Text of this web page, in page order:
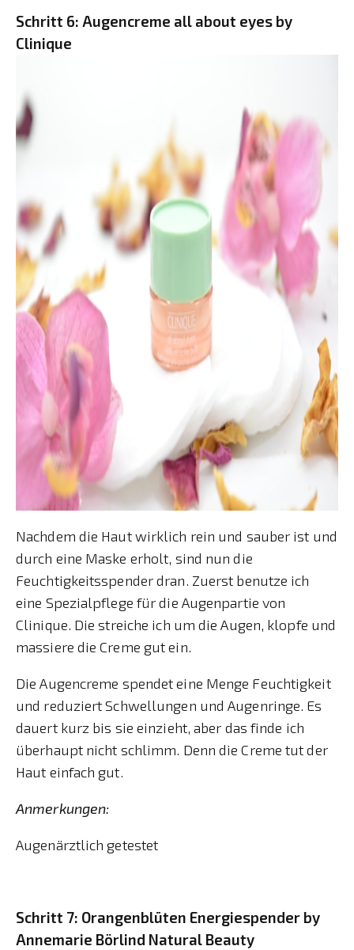
Schritt 6: Augencreme all about eyes by
Clinique
Nachdem die Haut wirklich rein und sauber ist und
durch eine Maske erholt, sind nun die
Feuchtigkeitsspender dran. Zuerst benutze ich
eine Spezialpflege für die Augenpartie von
Clinique. Die streiche ich um die Augen, klopfe und
massiere die Creme gut ein.
Die Augencreme spendet eine Menge Feuchtigkeit
und reduziert Schwellungen und Augenringe. Es
dauert kurz bis sie einzieht, aber das finde ich
überhaupt nicht schlimm. Denn die Creme tut der
Haut einfach gut.
Anmerkungen:
Augenärztlich getestet
Schritt 7: Orangenblüten Energiespender by
Annemarie Börlind Natural Beauty